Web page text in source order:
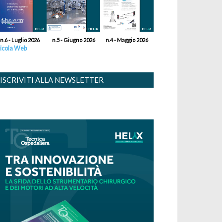
n.6 - Luglio 2026 n.5 - Giugno 2026 n.4 - Maggio 2026
Web
ISCRIVITI ALLA NEWSLETTER